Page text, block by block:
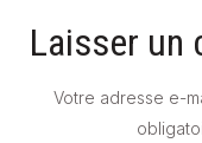
Laisser un
Votre adresse e-